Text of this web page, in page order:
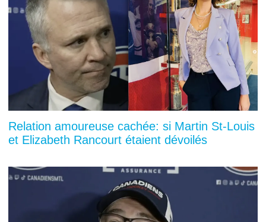
Relation amoureuse cachée: si Martin St-Louis
et Elizabeth Rancourt étaient dévoilés